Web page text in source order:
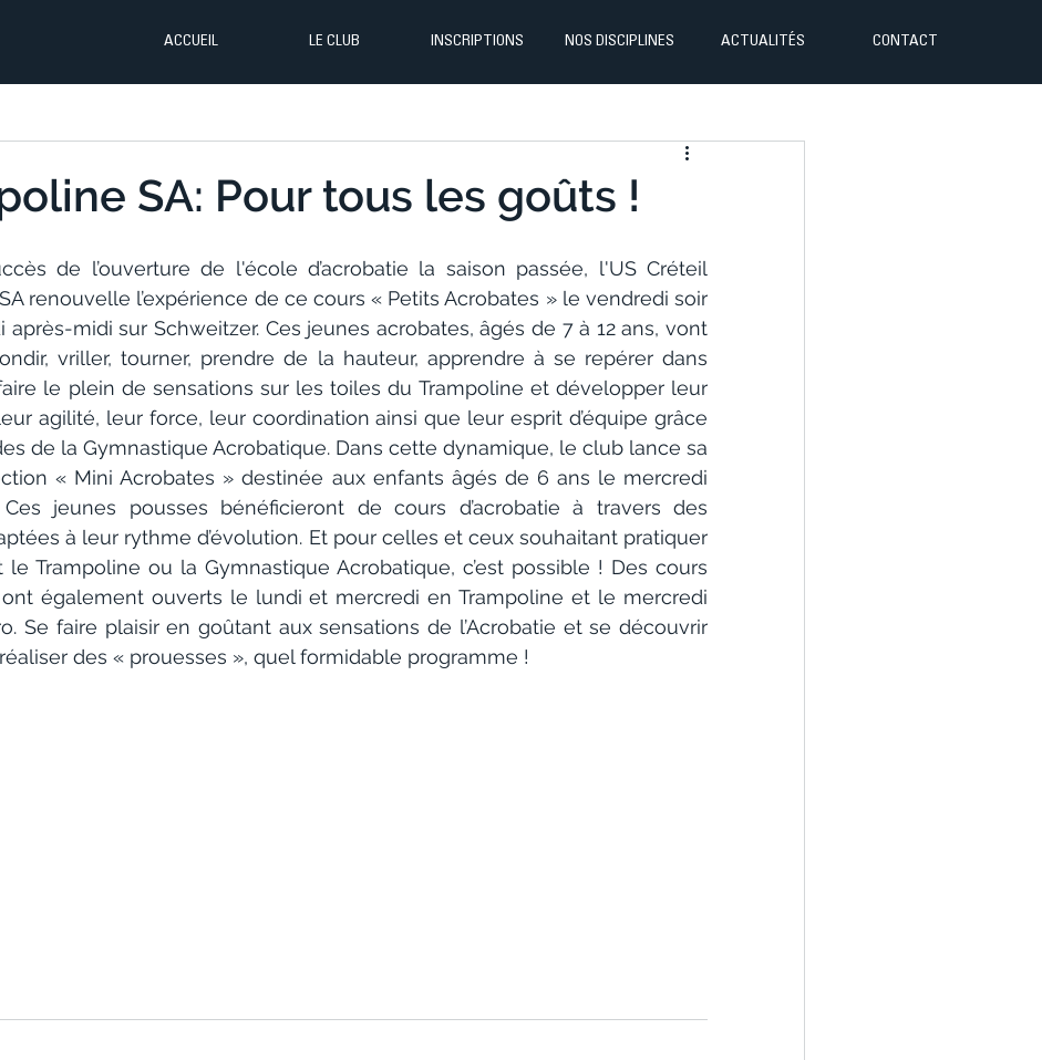
ACCUEIL LE CLUB INSCRIPTIONS NOS DISCIPLINES ACTUALITÉS CONTACT
SA: Pour tous les goûts !
de l’ouverture de l'école d’acrobatie la saison passée, l'US Créteil
renouvelle l’expérience de ce cours « Petits Acrobates » le vendredi soir
après-midi sur Schweitzer. Ces jeunes acrobates, âgés de 7 à 12 ans, vont
vriller, tourner, prendre de la hauteur, apprendre à se repérer dans
le plein de sensations sur les toiles du Trampoline et développer leur
agilité, leur force, leur coordination ainsi que leur esprit d’équipe grâce
de la Gymnastique Acrobatique. Dans cette dynamique, le club lance sa
« Mini Acrobates » destinée aux enfants âgés de 6 ans le mercredi
Ces jeunes pousses bénéficieront de cours d’acrobatie à travers des
à leur rythme d’évolution. Et pour celles et ceux souhaitant pratiquer
le Trampoline ou la Gymnastique Acrobatique, c’est possible ! Des cours
également ouverts le lundi et mercredi en Trampoline et le mercredi
Se faire plaisir en goûtant aux sensations de l’Acrobatie et se découvrir
des « prouesses », quel formidable programme !